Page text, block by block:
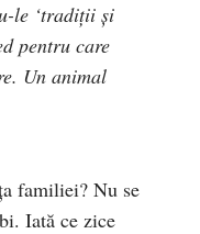
le ‘tradiții și
pentru care
Un animal
familiei? Nu se
Iată ce zice